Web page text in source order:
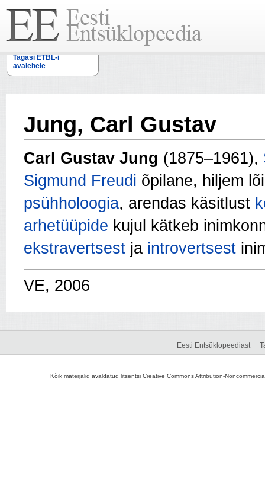
Tagasi ETBL-i
avalehele
Jung, Carl Gustav
Carl Gustav Jung (1875–1961),
Sigmund Freudi õpilane, hiljem
psühholoogia, arendas käsitlust
arhetüüpide kujul kätkeb
ekstravertsest ja introvertsest
VE, 2006
Eesti Entsüklopeediast
Kõik materjalid avaldatud litsentsi Creative Commons Attribution-